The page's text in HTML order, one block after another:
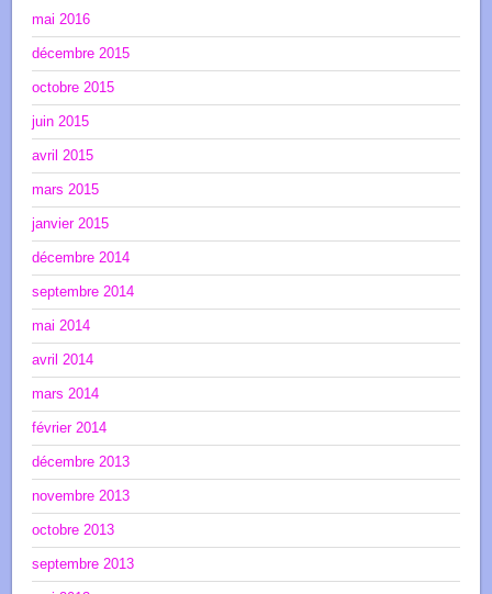
mai 2016
décembre 2015
octobre 2015
juin 2015
avril 2015
mars 2015
janvier 2015
décembre 2014
septembre 2014
mai 2014
avril 2014
mars 2014
février 2014
décembre 2013
novembre 2013
octobre 2013
septembre 2013